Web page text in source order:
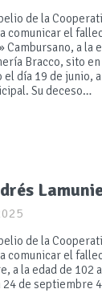
de la
comunicar el
Cambursano, a la
Bracco, sito
el día 19 de junio,
Su deceso…
de la
comunicar el
a la edad de 102
de septiembre